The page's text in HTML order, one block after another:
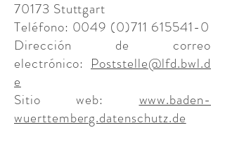
70173 Stuttgart
Teléfono: 0049 (0)711 615541-0
Dirección de correo
electrónico: Poststelle@lfd.bwl.d
e
Sitio web: www.baden-
wuerttemberg.datenschutz.de